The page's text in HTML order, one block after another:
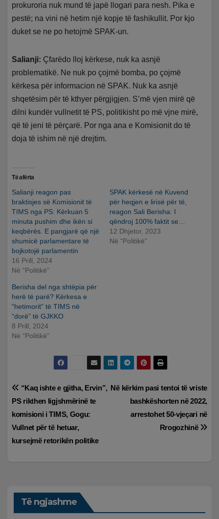
prokuroria nuk mund të japë llogari para nesh. Pika e
pestë; na vini në hetim një kopje të fashikullit. Por kjo
duket se ne po hetojmë SPAK-un.
Salianji: Çfarëdo lloj kërkese, nuk ka asnjë
problematikë. Ne nuk po çojmë bomba, po çojmë
kërkesa për informacion në SPAK. Nuk ka asnjë
shqetësim për të kthyer përgjigjen. S’më vjen mirë që
dilni kundër vullnetit të PS, politikisht po më vjne mirë,
që të jeni të përçarë. Por nga ana e Komisionit do të
doja të ishim në një drejtim.
Të afërta
Salianji reagon pas
braktisjes së Komisionit të
TIMS nga PS: Kërkuan 5
minuta pushim dhe ikën si
keqbërës. E pangjarë që një
shumicë parlamentare të
bojkotojë parlamentin
16 Prill, 2024
Në “Politikë”
SPAK kërkesë në Kuvend
për heqjen e lirisë për të,
reagon Sali Berisha: I
qëndroj 100% faktit se…
12 Dhjetor, 2023
Në “Politikë”
Berisha del nga shtëpia për
herë të parë? Kërkesa e
“hetimorit” të TIMS në
“dorë” të GJKKO
8 Prill, 2024
Në “Politikë”
Lëvizje
te
postimet
Në kërkim pasi tentoi të vriste
bashkëshorten në 2022,
arrestohet 50-vjeçari në
Rrogozhinë
“Kaq ishte e gjitha, Ervin”,
PS rikthen ligjshmërinë te
komisioni i TIMS, Gogu:
Vullnet për të hetuar,
kursejmë retorikën politike
Të ngjashme